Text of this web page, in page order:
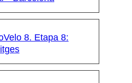
8. Etapa 8: